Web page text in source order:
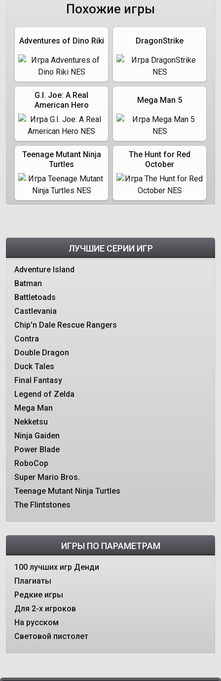
Похожие игры
Adventures of Dino Riki DragonStrike
G.I. Joe: A Real
American Hero
Mega Man 5
Teenage Mutant Ninja
Turtles
The Hunt for Red
October
ЛУЧШИЕ СЕРИИ ИГР
Adventure Island
Batman
Battletoads
Castlevania
Chip'n Dale Rescue Rangers
Contra
Double Dragon
Duck Tales
Final Fantasy
Legend of Zelda
Mega Man
Nekketsu
Ninja Gaiden
Power Blade
RoboCop
Super Mario Bros.
Teenage Mutant Ninja Turtles
The Flintstones
ИГРЫ ПО ПАРАМЕТРАМ
100 лучших игр Денди
Плагиаты
Редкие игры
Для 2-х игроков
На русском
Световой пистолет